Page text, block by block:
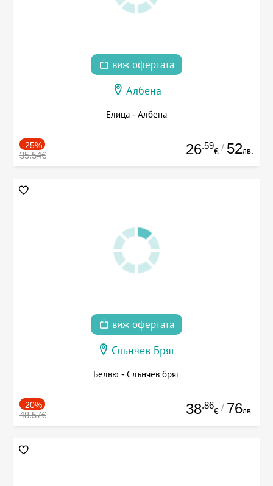
виж офертата
Албена
Елица - Албена
-25%
35.54€ 26.59
€ / 52лв.
виж офертата
Слънчев Бряг
Белвю - Слънчев бряг
-20%
48.57€ 38.86
€ / 76лв.